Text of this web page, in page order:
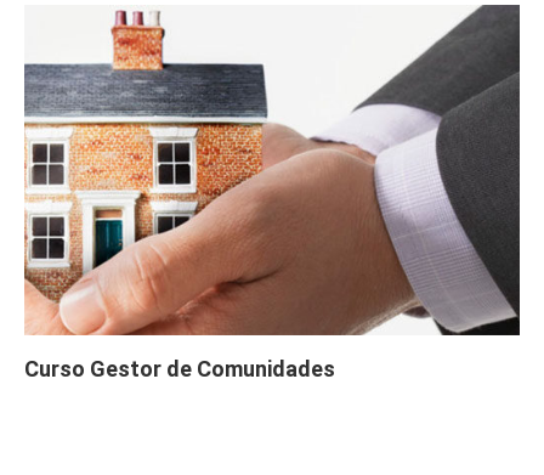
Curso Gestor de Comunidades